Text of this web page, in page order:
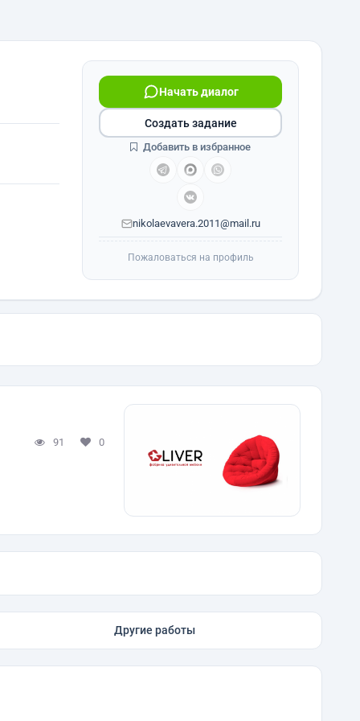
Начать диалог
nikolaevavera.2011@mail.ru
Создать задание
Добавить в избранное
Пожаловаться на профиль
91 0
Другие работы